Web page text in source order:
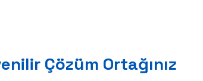
Çözüm Ortağınız